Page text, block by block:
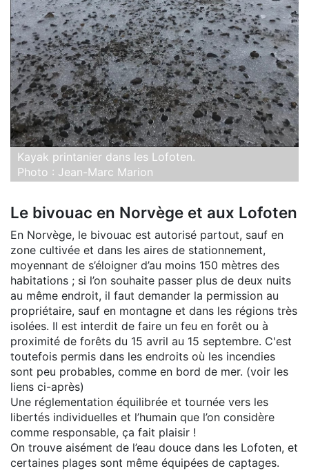
Kayak printanier dans les Lofoten.
Photo : Jean-Marc Marion
Le bivouac en Norvège et aux Lofoten
En Norvège, le bivouac est autorisé partout, sauf en
zone cultivée et dans les aires de stationnement,
moyennant de s’éloigner d’au moins 150 mètres des
habitations ; si l’on souhaite passer plus de deux nuits
au même endroit, il faut demander la permission au
propriétaire, sauf en montagne et dans les régions très
isolées. Il est interdit de faire un feu en forêt ou à
proximité de forêts du 15 avril au 15 septembre. C'est
toutefois permis dans les endroits où les incendies
sont peu probables, comme en bord de mer. (voir les
liens ci-après)
Une réglementation équilibrée et tournée vers les
libertés individuelles et l’humain que l’on considère
comme responsable, ça fait plaisir !
On trouve aisément de l’eau douce dans les Lofoten, et
certaines plages sont même équipées de captages.